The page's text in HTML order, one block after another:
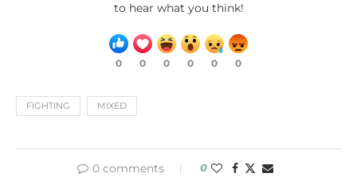
to hear what you think!
0 0 0 0 0 0
FIGHTING MIXED
0 comments 0